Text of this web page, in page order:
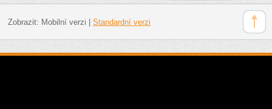
Zobrazit: Mobilní verzi Standardní verzi